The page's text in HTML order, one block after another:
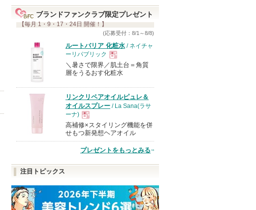
ブランドファンクラブ限定プレゼント
【毎月 1・9・17・24日 開催！】
(応募受付：8/1～8/8)
ルートバリア 化粧水 / ネイチャ
ーリパブリック
現
品
＼暑さで限界／肌土台＝角質
層をうるおす化粧水
リンクリペアオイルピュレ＆
オイルスプレー / La Sana(ラサ
ーナ)
現
品
高補修×スタイリング機能を併
せもつ新発想ヘアオイル
プレゼントをもっとみる
注目トピックス